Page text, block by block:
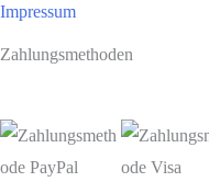
Impressum
Zahlungsmethoden